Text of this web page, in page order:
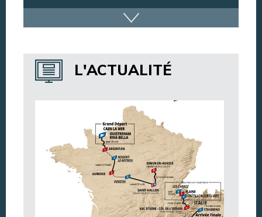
Dispositif de vidéoprotection
Annuaire des services
Annuaire des associations
Argentan Aujourd’hui
L'ACTUALITÉ